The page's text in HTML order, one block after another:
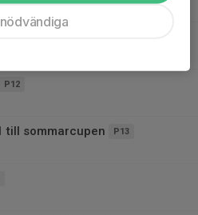
P12
till sommarcupen P13